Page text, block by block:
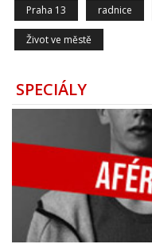
Praha 13 radnice
Život ve městě
SPECIÁLY